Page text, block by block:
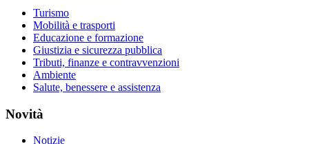
Turismo
Mobilità e trasporti
Educazione e formazione
Giustizia e sicurezza pubblica
Tributi, finanze e contravvenzioni
Ambiente
Salute, benessere e assistenza
Novità
Notizie